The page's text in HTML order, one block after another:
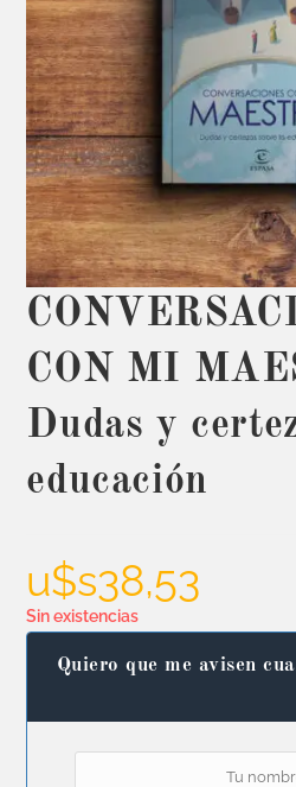
CON MI
Dudas y
educación
u$s38,53
Sin existencias
Quiero que me avisen